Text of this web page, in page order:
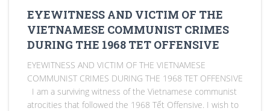
EYEWITNESS AND VICTIM OF THE
VIETNAMESE COMMUNIST CRIMES
DURING THE 1968 TET OFFENSIVE
EYEWITNESS AND VICTIM OF THE VIETNAMESE
COMMUNIST CRIMES DURING THE 1968 TET OFFENSIVE
I am a surviving witness of the Vietnamese communist
atrocities that followed the 1968 Tết Offensive. I wish to